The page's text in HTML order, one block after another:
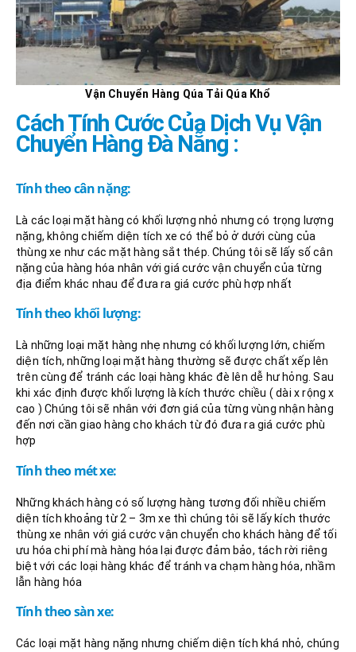
Vận Chuyển Hàng Qúa Tải Qúa Khổ
Cách Tính Cước Của Dịch Vụ Vận
Chuyển Hàng Đà Nẵng :
Tính theo cân nặng:
Là các loại mặt hàng có khối lượng nhỏ nhưng có trọng lượng
nặng, không chiếm diện tích xe có thể bỏ ở dưới cùng của
thùng xe như các mặt hàng sắt thép. Chúng tôi sẽ lấy số cân
nặng của hàng hóa nhân với giá cước vận chuyển của từng
địa điểm khác nhau để đưa ra giá cước phù hợp nhất
Tính theo khối lượng:
Là những loại mặt hàng nhẹ nhưng có khối lượng lớn, chiếm
diện tích, những loại mặt hàng thường sẽ được chất xếp lên
trên cùng để tránh các loại hàng khác đè lên dễ hư hỏng. Sau
khi xác định được khối lượng là kích thước chiều ( dài x rộng x
cao ) Chúng tôi sẽ nhân với đơn giá của từng vùng nhận hàng
đến nơi cần giao hàng cho khách từ đó đưa ra giá cước phù
hợp
Tính theo mét xe:
Những khách hàng có số lượng hàng tương đối nhiều chiếm
diện tích khoảng từ 2 – 3m xe thì chúng tôi sẽ lấy kích thước
thùng xe nhân với giá cước vận chuyển cho khách hàng để tối
ưu hóa chi phí mà hàng hóa lại được đảm bảo, tách rời riêng
biệt với các loại hàng khác để tránh va chạm hàng hóa, nhầm
lẫn hàng hóa
Tính theo sàn xe:
Các loại mặt hàng nặng nhưng chiếm diện tích khá nhỏ, chúng